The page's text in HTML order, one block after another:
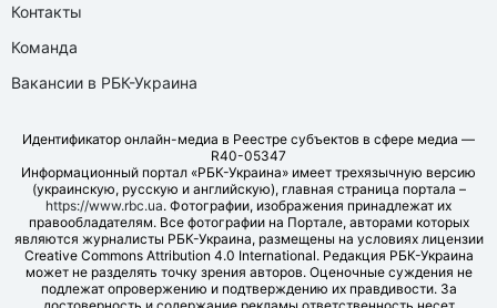
Контакты
Команда
Вакансии в РБК-Украина
Идентификатор онлайн-медиа в Реестре субъектов в сфере медиа —
R40-05347
Информационный портал «РБК-Украина» имеет трехязычную версию
(украинскую, русскую и английскую), главная страница портала –
https://www.rbc.ua. Фотографии, изображения принадлежат их
правообладателям. Все фотографии на Портале, авторами которых
являются журналисты РБК-Украина, размещены на условиях лицензии
Creative Commons Attribution 4.0 International. Редакция РБК-Украина
может не разделять точку зрения авторов. Оценочные суждения не
подлежат опровержению и подтверждению их правдивости. За